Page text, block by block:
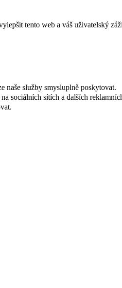
tento web a váš uživatelský
naše služby smysluplně poskytovat.
sociálních sítích a dalších